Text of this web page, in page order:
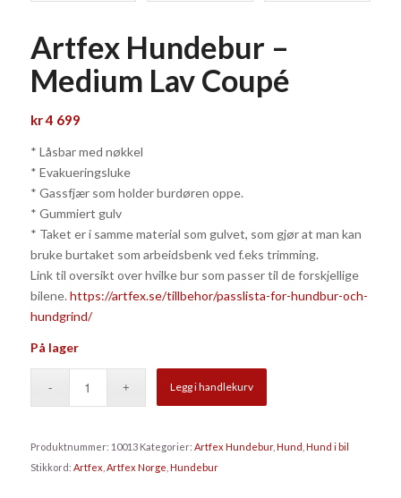
Artfex Hundebur –
Medium Lav Coupé
kr4 699
* Låsbar med nøkkel
* Evakueringsluke
* Gassfjær som holder burdøren oppe.
* Gummiert gulv
* Taket er i samme material som gulvet, som gjør at man kan
bruke burtaket som arbeidsbenk ved f.eks trimming.
Link til oversikt over hvilke bur som passer til de forskjellige
bilene. https://artfex.se/tillbehor/passlista-for-hundbur-och-
hundgrind/
På lager
Legg i handlekurv
Produktnummer: 10013 Kategorier: Artfex Hundebur, Hund Hund i bil
Stikkord: Artfex Artfex Norge Hundebur